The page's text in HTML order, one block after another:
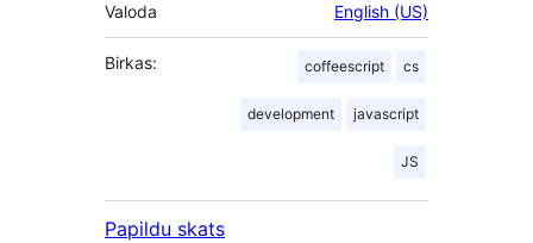
Valoda English (US)
Birkas: coffeescript cs
development javascript
JS
Papildu skats